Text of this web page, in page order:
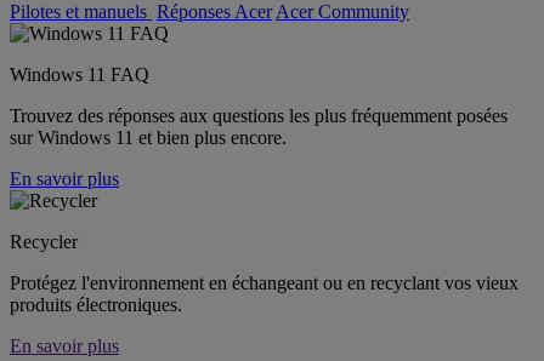
Pilotes et manuels Réponses Acer Acer Community
Windows 11 FAQ
Trouvez des réponses aux questions les plus fréquemment posées
sur Windows 11 et bien plus encore.
En savoir plus
Recycler
Protégez l'environnement en échangeant ou en recyclant vos vieux
produits électroniques.
En savoir plus